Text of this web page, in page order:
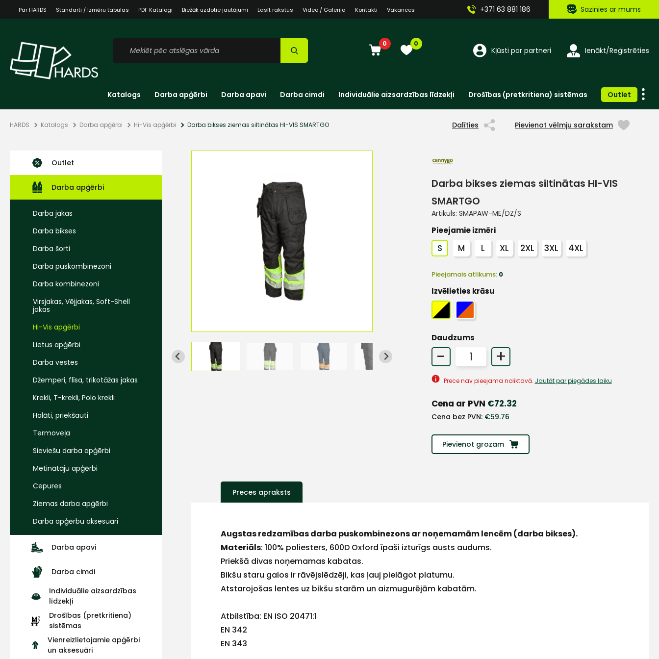
Par HARDS Standarti / Izmēru tabulas PDF Katalogi Biežāk uzdotie jautājumi Lasīt rakstus Video / Galerija Kontakti Vakances +371 63 881 186 Sazinies ar mums
0 0
Kļūsti par partneri Ienākt/Reģistrēties
Katalogs Darba apģērbi Darba apavi Darba cimdi Individuālie aizsardzības līdzekļi Drošības (pretkritiena) sistēmas Outlet
HARDS Katalogs Darba apģērbi Hi-Vis apģērbi Darba bikses ziemas siltinātas HI-VIS SMARTGO Dalīties Pievienot vēlmju sarakstam
Outlet
Darba apģērbi
Darba jakas
Darba bikses
Darba šorti
Darba puskombinezoni
Darba kombinezoni
Virsjakas, Vējjakas, Soft-Shell
jakas
Hi-Vis apģērbi
Lietus apģērbi
Darba vestes
Džemperi, flīsa, trikotāžas jakas
Krekli, T-krekli, Polo krekli
Halāti, priekšauti
Termoveļa
Sieviešu darba apģērbi
Metinātāju apģērbi
Cepures
Ziemas darba apģērbi
Darba apģērbu aksesuāri
Darba apavi
Darba cimdi
Individuālie aizsardzības
līdzekļi
Drošības (pretkritiena)
sistēmas
Vienreizlietojamie apģērbi
un aksesuāri
Darba bikses ziemas siltinātas HI-VIS
SMARTGO
Artikuls: SMAPAW-ME/DZ/S
Pieejamie izmēri
S M L XL 2XL 3XL 4XL
Pieejamais atlikums: 0
Izvēlieties krāsu
Daudzums
- +
Prece nav pieejama noliktavā. Jautāt par piegādes laiku
Cena ar PVN €72.32
Cena bez PVN: €59.76
Pievienot grozam
Preces apraksts
Augstas redzamības darba puskombinezons ar noņemamām lencēm (darba bikses).
Materiāls: 100% poliesters, 600D Oxford īpaši izturīgs austs audums.
Priekšā divas noņemamas kabatas.
Bikšu staru galos ir rāvējslēdzēji, kas ļauj pielāgot platumu.
Atstarojošas lentes uz bikšu starām un aizmugurējām kabatām.
Atbilstība: EN ISO 20471:1
EN 342
EN 343
+